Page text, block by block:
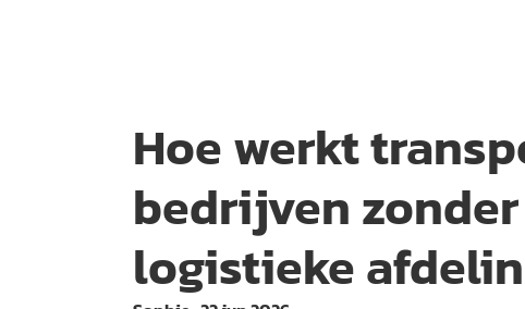
Hoe werkt
bedrijven
logistieke